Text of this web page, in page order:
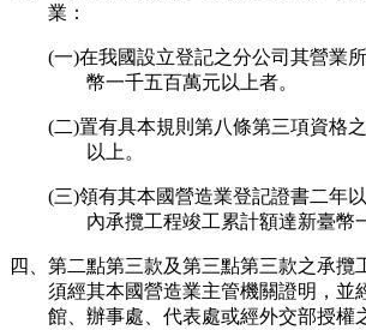
業：
(一)在我國設立登記之分公司其營業
幣一千五百萬元以上者。
(二)置有具本規則第八條第三項資格
以上。
(三)領有其本國營造業登記證書二年
內承攬工程竣工累計額達新臺幣
四、第二點第三款及第三點第三款之承攬
須經其本國營造業主管機關證明，並
館、辦事處、代表處或經外交部授權